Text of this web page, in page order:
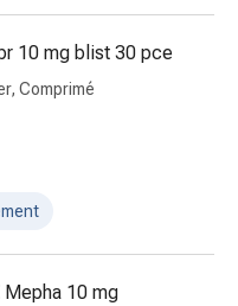
10 mg blist 30 pce
Comprimé
Mepha 10 mg